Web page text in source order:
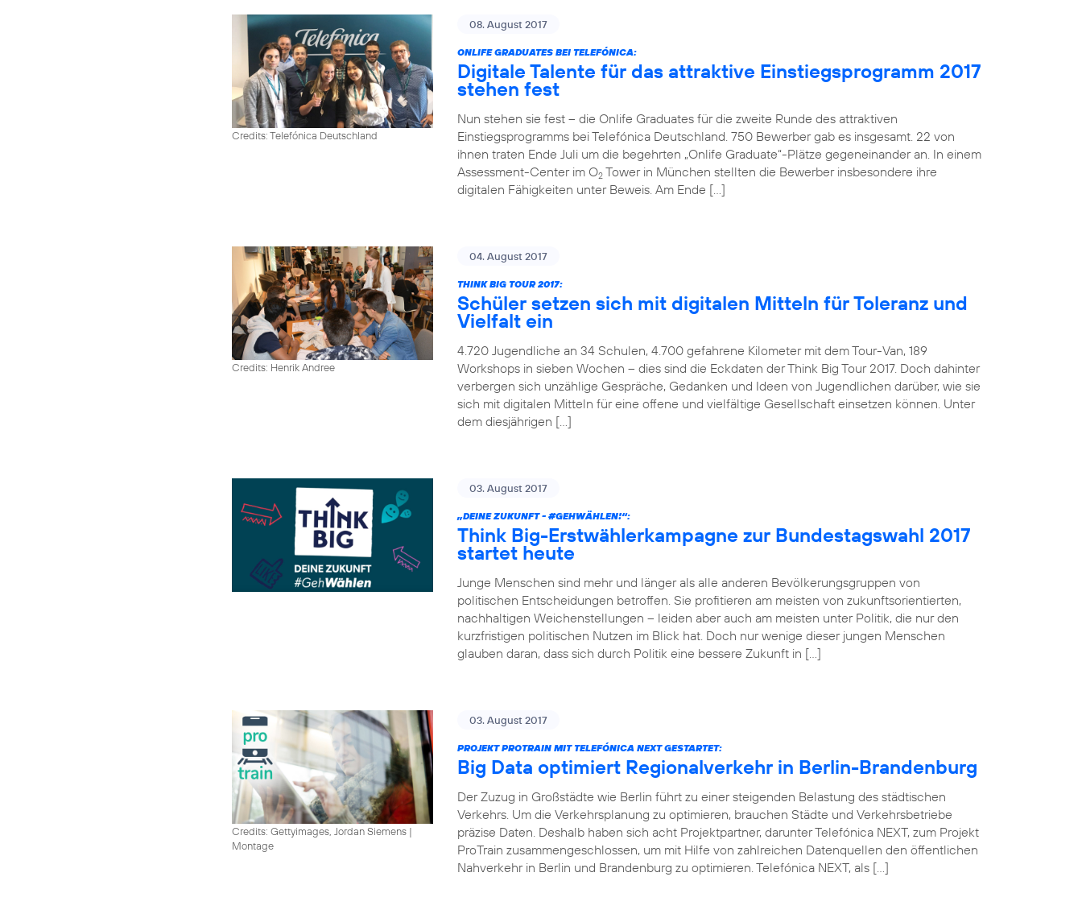
Credits: Telefónica Deutschland
08. August 2017
ONLIFE GRADUATES BEI TELEFÓNICA:
Digitale Talente für das attraktive Einstiegsprogramm 2017
stehen fest
Nun stehen sie fest – die Onlife Graduates für die zweite Runde des attraktiven
Einstiegsprogramms bei Telefónica Deutschland. 750 Bewerber gab es insgesamt. 22 von
ihnen traten Ende Juli um die begehrten „Onlife Graduate“-Plätze gegeneinander an. In einem
Assessment-Center im O2 Tower in München stellten die Bewerber insbesondere ihre
digitalen Fähigkeiten unter Beweis. Am Ende […]
Credits: Henrik Andree
04. August 2017
THINK BIG TOUR 2017:
Schüler setzen sich mit digitalen Mitteln für Toleranz und
Vielfalt ein
4.720 Jugendliche an 34 Schulen, 4.700 gefahrene Kilometer mit dem Tour-Van, 189
Workshops in sieben Wochen – dies sind die Eckdaten der Think Big Tour 2017. Doch dahinter
verbergen sich unzählige Gespräche, Gedanken und Ideen von Jugendlichen darüber, wie sie
sich mit digitalen Mitteln für eine offene und vielfältige Gesellschaft einsetzen können. Unter
dem diesjährigen […]
03. August 2017
„DEINE ZUKUNFT - #GEHWÄHLEN!“:
Think Big-Erstwählerkampagne zur Bundestagswahl 2017
startet heute
Junge Menschen sind mehr und länger als alle anderen Bevölkerungsgruppen von
politischen Entscheidungen betroffen. Sie profitieren am meisten von zukunftsorientierten,
nachhaltigen Weichenstellungen – leiden aber auch am meisten unter Politik, die nur den
kurzfristigen politischen Nutzen im Blick hat. Doch nur wenige dieser jungen Menschen
glauben daran, dass sich durch Politik eine bessere Zukunft in […]
Credits: Gettyimages, Jordan Siemens |
Montage
03. August 2017
PROJEKT PROTRAIN MIT TELEFÓNICA NEXT GESTARTET:
Big Data optimiert Regionalverkehr in Berlin-Brandenburg
Der Zuzug in Großstädte wie Berlin führt zu einer steigenden Belastung des städtischen
Verkehrs. Um die Verkehrsplanung zu optimieren, brauchen Städte und Verkehrsbetriebe
präzise Daten. Deshalb haben sich acht Projektpartner, darunter Telefónica NEXT, zum Projekt
ProTrain zusammengeschlossen, um mit Hilfe von zahlreichen Datenquellen den öffentlichen
Nahverkehr in Berlin und Brandenburg zu optimieren. Telefónica NEXT, als […]